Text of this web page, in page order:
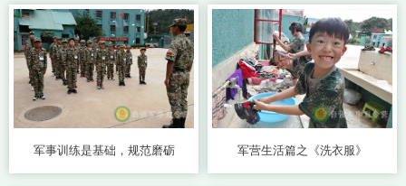
军事训练是基础，规范磨砺 军营生活篇之《洗衣服》